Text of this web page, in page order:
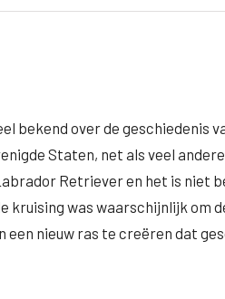
bekend over de geschiedenis
Staten, net als veel
Retriever en het is niet
kruising was waarschijnlijk om
nieuw ras te creëren dat